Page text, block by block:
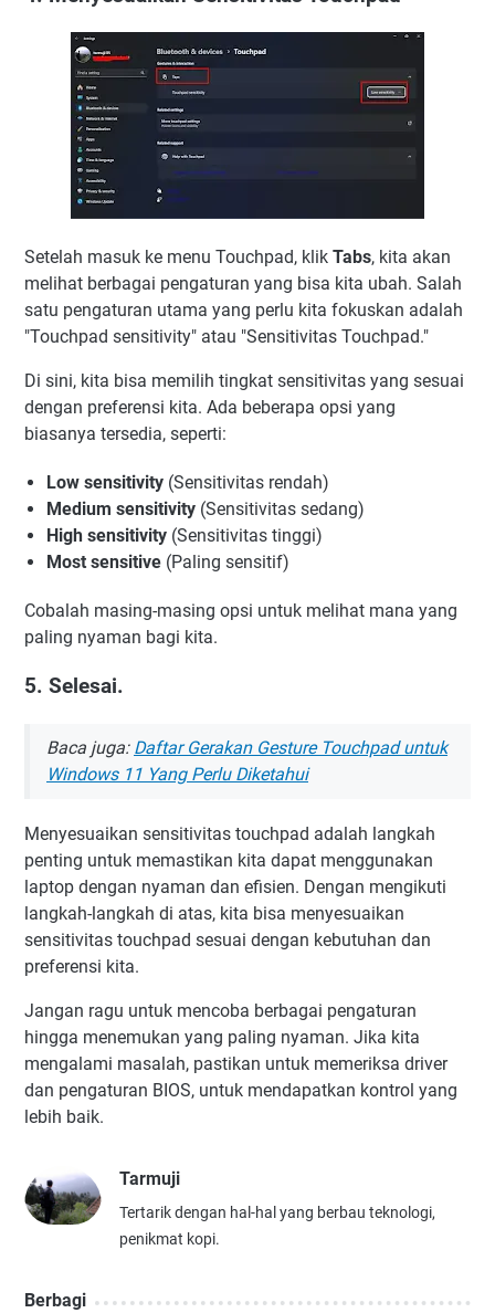
Setelah masuk ke menu Touchpad, klik Tabs, kita akan
melihat berbagai pengaturan yang bisa kita ubah. Salah
satu pengaturan utama yang perlu kita fokuskan adalah
"Touchpad sensitivity" atau "Sensitivitas Touchpad."
Di sini, kita bisa memilih tingkat sensitivitas yang sesuai
dengan preferensi kita. Ada beberapa opsi yang
biasanya tersedia, seperti:
Low sensitivity (Sensitivitas rendah)
Medium sensitivity (Sensitivitas sedang)
High sensitivity (Sensitivitas tinggi)
Most sensitive (Paling sensitif)
Cobalah masing-masing opsi untuk melihat mana yang
paling nyaman bagi kita.
5. Selesai.
Baca juga: Daftar Gerakan Gesture Touchpad untuk
Windows 11 Yang Perlu Diketahui
Menyesuaikan sensitivitas touchpad adalah langkah
penting untuk memastikan kita dapat menggunakan
laptop dengan nyaman dan efisien. Dengan mengikuti
langkah-langkah di atas, kita bisa menyesuaikan
sensitivitas touchpad sesuai dengan kebutuhan dan
preferensi kita.
Jangan ragu untuk mencoba berbagai pengaturan
hingga menemukan yang paling nyaman. Jika kita
mengalami masalah, pastikan untuk memeriksa driver
dan pengaturan BIOS, untuk mendapatkan kontrol yang
lebih baik.
Tarmuji
Tertarik dengan hal-hal yang berbau teknologi,
penikmat kopi.
Berbagi